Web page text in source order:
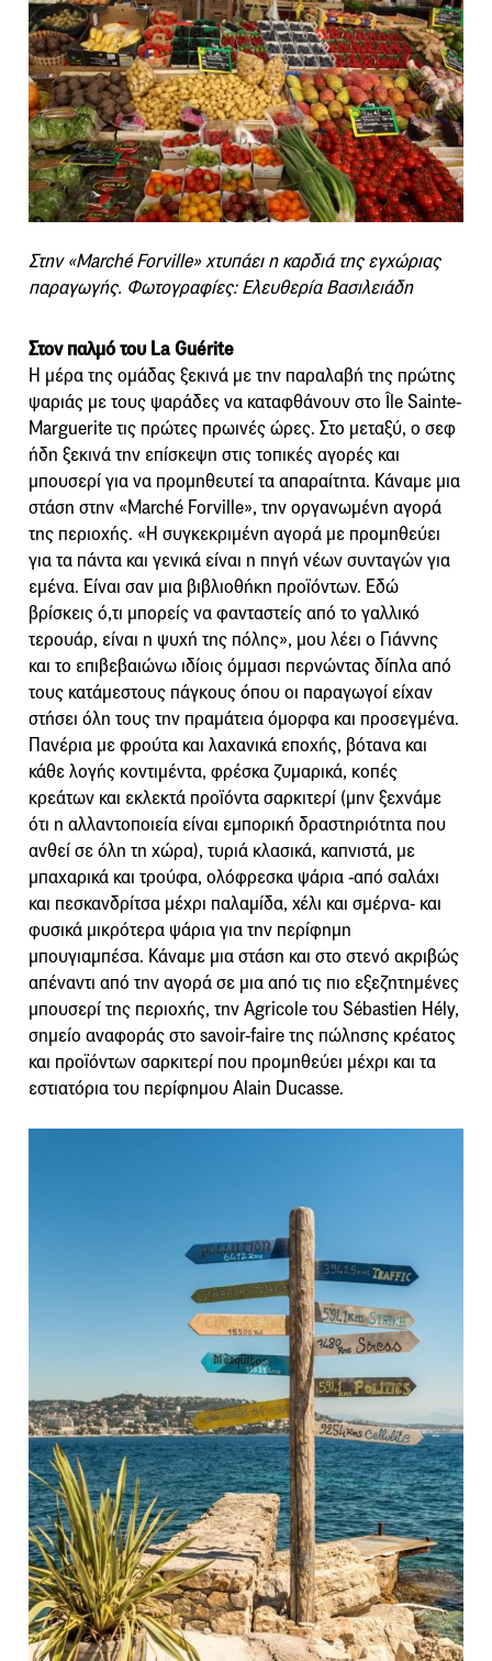
Στην «Marché Forville» χτυπάει η καρδιά της εγχώριας
παραγωγής. Φωτογραφίες: Ελευθερία Βασιλειάδη
Στον παλμό του La Guérite
Η μέρα της ομάδας ξεκινά με την παραλαβή της πρώτης
ψαριάς με τους ψαράδες να καταφθάνουν στο Île Sainte-
Marguerite τις πρώτες πρωινές ώρες. Στο μεταξύ, ο σεφ
ήδη ξεκινά την επίσκεψη στις τοπικές αγορές και
μπουσερί για να προμηθευτεί τα απαραίτητα. Κάναμε μια
στάση στην «Marché Forville», την οργανωμένη αγορά
της περιοχής. «Η συγκεκριμένη αγορά με προμηθεύει
για τα πάντα και γενικά είναι η πηγή νέων συνταγών για
εμένα. Είναι σαν μια βιβλιοθήκη προϊόντων. Εδώ
βρίσκεις ό,τι μπορείς να φανταστείς από το γαλλικό
τερουάρ, είναι η ψυχή της πόλης», μου λέει ο Γιάννης
και το επιβεβαιώνω ιδίοις όμμασι περνώντας δίπλα από
τους κατάμεστους πάγκους όπου οι παραγωγοί είχαν
στήσει όλη τους την πραμάτεια όμορφα και προσεγμένα.
Πανέρια με φρούτα και λαχανικά εποχής, βότανα και
κάθε λογής κοντιμέντα, φρέσκα ζυμαρικά, κοπές
κρεάτων και εκλεκτά προϊόντα σαρκιτερί (μην ξεχνάμε
ότι η αλλαντοποιεία είναι εμπορική δραστηριότητα που
ανθεί σε όλη τη χώρα), τυριά κλασικά, καπνιστά, με
μπαχαρικά και τρούφα, ολόφρεσκα ψάρια -από σαλάχι
και πεσκανδρίτσα μέχρι παλαμίδα, χέλι και σμέρνα- και
φυσικά μικρότερα ψάρια για την περίφημη
μπουγιαμπέσα. Κάναμε μια στάση και στο στενό ακριβώς
απέναντι από την αγορά σε μια από τις πιο εξεζητημένες
μπουσερί της περιοχής, την Agricole του Sébastien Hély,
σημείο αναφοράς στο savoir-faire της πώλησης κρέατος
και προϊόντων σαρκιτερί που προμηθεύει μέχρι και τα
εστιατόρια του περίφημου Alain Ducasse.